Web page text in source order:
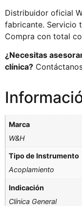
Distribuidor oficial
fabricante. Servicio
Compra con total
¿Necesitas
clínica?
Marca
W&H
Tipo de Instrumento
Acoplamiento
Indicación
Clínica General